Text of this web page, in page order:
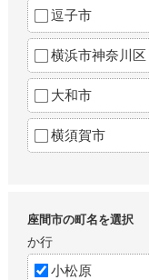
逗子市
横浜市神奈川区
大和市
横須賀市
座間市の町名を選択
か行
小松原